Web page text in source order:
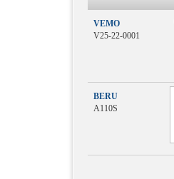
VEMO
V25-22-0001
BERU
A110S